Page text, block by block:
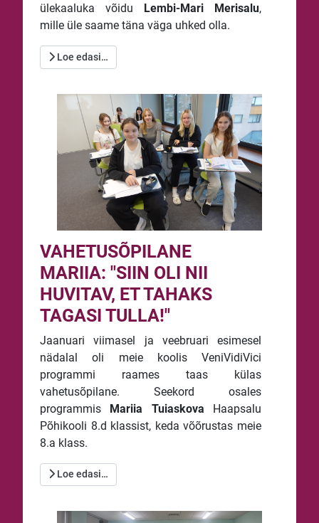
ülekaaluka võidu Lembi-Mari Merisalu,
mille üle saame täna väga uhked olla.
Loe edasi…
VAHETUSÕPILANE
MARIIA: "SIIN OLI NII
HUVITAV, ET TAHAKS
TAGASI TULLA!"
Jaanuari viimasel ja veebruari esimesel
nädalal oli meie koolis VeniVidiVici
programmi raames taas külas
vahetusõpilane. Seekord osales
programmis Mariia Tuiaskova Haapsalu
Põhikooli 8.d klassist, keda võõrustas meie
8.a klass.
Loe edasi…